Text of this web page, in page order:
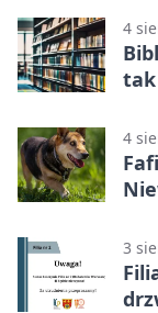
4
tak
4
3